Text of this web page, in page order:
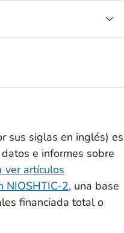
sus siglas en inglés) es
e informes sobre
ver artículos
NIOSHTIC-2, una base
financiada total o